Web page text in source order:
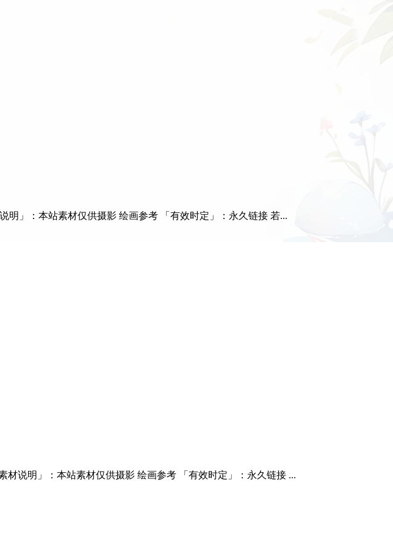
明」：本站素材仅供摄影 绘画参考 「有效时定」：永久链接 若...
材说明」：本站素材仅供摄影 绘画参考 「有效时定」：永久链接 ...